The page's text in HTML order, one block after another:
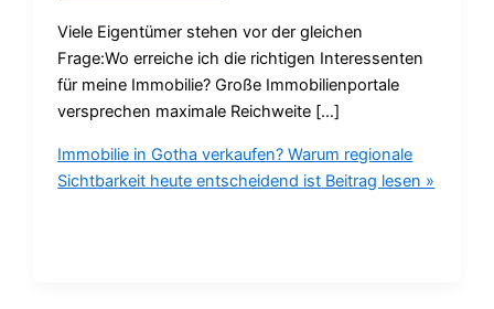
Viele Eigentümer stehen vor der gleichen
Frage:Wo erreiche ich die richtigen Interessenten
für meine Immobilie? Große Immobilienportale
versprechen maximale Reichweite […]
Immobilie in Gotha verkaufen? Warum regionale
Sichtbarkeit heute entscheidend ist Beitrag lesen »